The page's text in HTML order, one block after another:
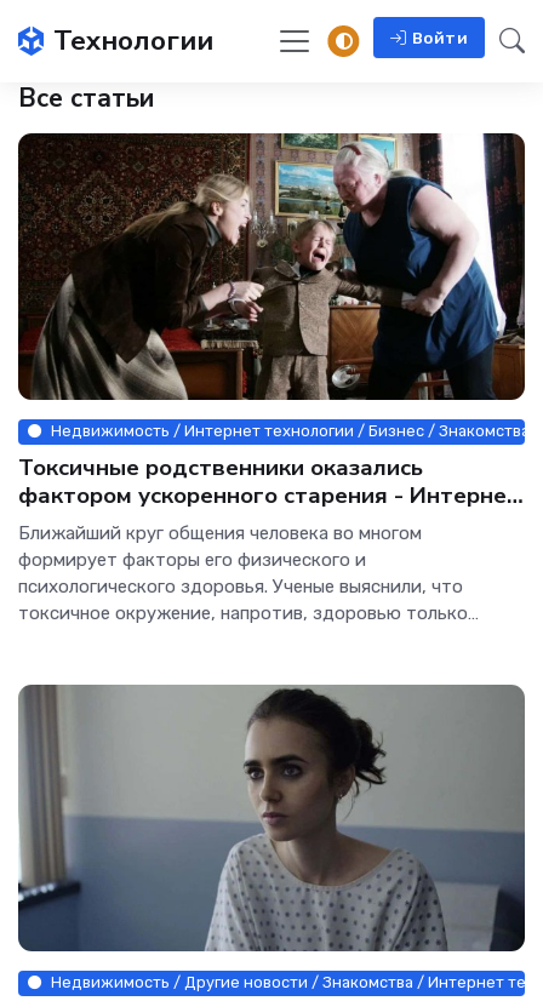
Технологии Войти
Все статьи
Недвижимость / Интернет технологии / Бизнес / Знакомства
Токсичные родственники оказались
фактором ускоренного старения - Интернет
технологии.
Ближайший круг общения человека во многом
формирует факторы его физического и
психологического здоровья. Ученые выяснили, что
токсичное окружение, напротив, здоровью только
всегда
Недвижимость / Другие новости / Знакомства / Интернет